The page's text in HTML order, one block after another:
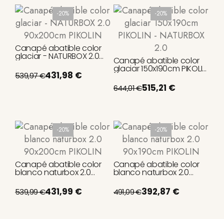
-20%
Canapé abatible color
glaciar - NATURBOX 2.0
90x200cm PIKOLIN
539,97 €431,98 €
-20%
Canapé abatible color
glaciar 150x190cm PIKOLIN
- NATURBOX 2.0
644,01 €515,21 €
-20%
Canapé abatible color
blanco naturbox 2.0
539,99 €431,99 €
-20%
Canapé abatible color
blanco naturbox 2.0
491,09 €392,87 €